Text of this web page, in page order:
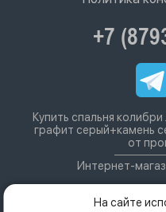
+7
Купить спальня
графит серый+камень
от
Интернет-
На сайте